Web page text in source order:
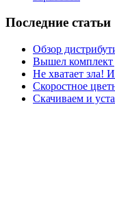
Последние статьи
Обзор
Вышел комплект
Не хватает зла!
Скоростное
Скачиваем и